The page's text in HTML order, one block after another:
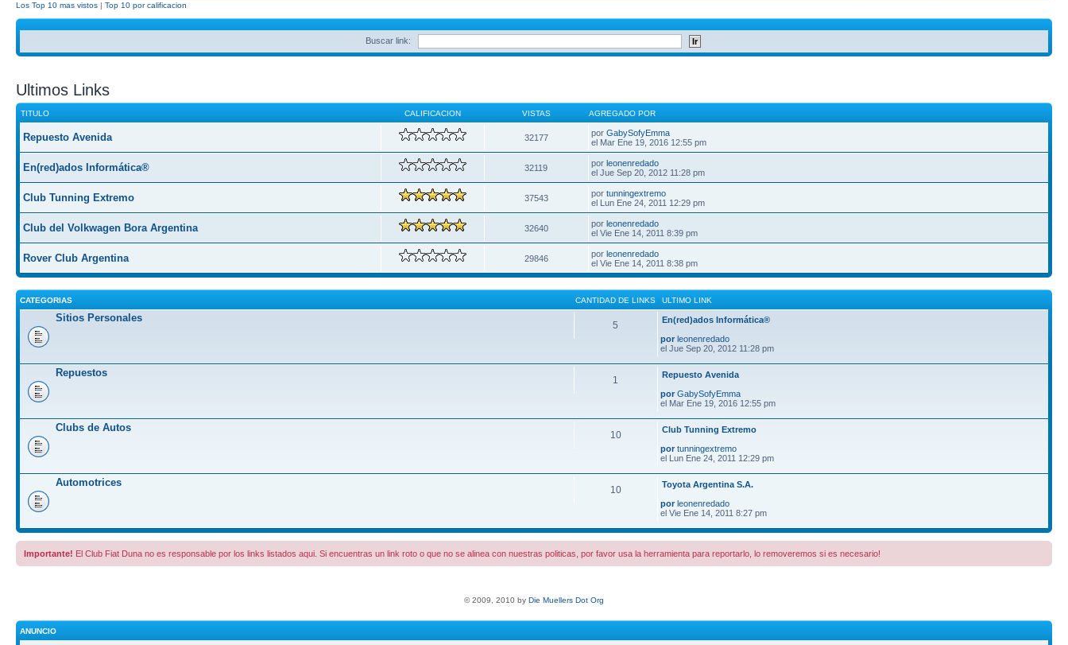
Los Top 10 mas vistos | Top 10 por calificacion
Buscar link:
Ultimos Links
TITULO CALIFICACION VISTAS AGREGADO POR
Repuesto Avenida 32177 por GabySofyEmma
el Mar Ene 19, 2016 12:55 pm
En(red)ados Informática® 32119 por leonenredado
el Jue Sep 20, 2012 11:28 pm
Club Tunning Extremo 37543 por tunningextremo
el Lun Ene 24, 2011 12:29 pm
Club del Volkwagen Bora Argentina 32640 por leonenredado
el Vie Ene 14, 2011 8:39 pm
Rover Club Argentina 29846 por leonenredado
el Vie Ene 14, 2011 8:38 pm
CATEGORIAS CANTIDAD DE LINKS ULTIMO LINK
Sitios Personales
5
En(red)ados Informática®
por leonenredado
el Jue Sep 20, 2012 11:28 pm
Repuestos
1
Repuesto Avenida
por GabySofyEmma
el Mar Ene 19, 2016 12:55 pm
Clubs de Autos
10
Club Tunning Extremo
por tunningextremo
el Lun Ene 24, 2011 12:29 pm
Automotrices
10
Toyota Argentina S.A.
porleonenredado
el Vie Ene 14, 2011 8:27 pm
Importante! El Club Fiat Duna no es responsable por los links listados aqui. Si encuentras un link roto o que no se alinea con nuestras politicas, por favor usa la herramienta para reportarlo, lo removeremos si es necesario!
© 2009, 2010 by Die Muellers Dot Org
ANUNCIO